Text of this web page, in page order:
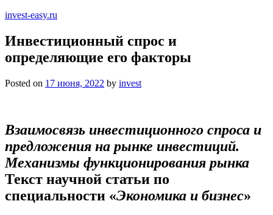
invest-easy.ru
Инвестиционный спрос и
определяющие его факторы
Posted on 17 июня, 2022 by invest
Взаимосвязь инвестиционного спроса и
предложения на рынке инвестиций.
Механизмы функционирования рынка
Текст научной статьи по
специальности «Экономика и бизнес»